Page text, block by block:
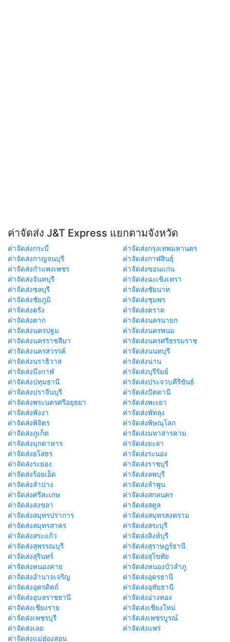
ค่าจัดส่ง J&T Express แยกตามจังหวัด
ค่าจัดส่งกระบี่
ค่าจัดส่งกรุงเทพมหานคร
ค่าจัดส่งกาญจนบุรี
ค่าจัดส่งกาฬสินธุ์
ค่าจัดส่งกำแพงเพชร
ค่าจัดส่งขอนแก่น
ค่าจัดส่งจันทบุรี
ค่าจัดส่งฉะเชิงเทรา
ค่าจัดส่งชลบุรี
ค่าจัดส่งชัยนาท
ค่าจัดส่งชัยภูมิ
ค่าจัดส่งชุมพร
ค่าจัดส่งตรัง
ค่าจัดส่งตราด
ค่าจัดส่งตาก
ค่าจัดส่งนครนายก
ค่าจัดส่งนครปฐม
ค่าจัดส่งนครพนม
ค่าจัดส่งนครราชสีมา
ค่าจัดส่งนครศรีธรรมราช
ค่าจัดส่งนครสวรรค์
ค่าจัดส่งนนทบุรี
ค่าจัดส่งนราธิวาส
ค่าจัดส่งน่าน
ค่าจัดส่งบึงกาฬ
ค่าจัดส่งบุรีรัมย์
ค่าจัดส่งปทุมธานี
ค่าจัดส่งประจวบคีรีขันธ์
ค่าจัดส่งปราจีนบุรี
ค่าจัดส่งปัตตานี
ค่าจัดส่งพระนครศรีอยุธยา
ค่าจัดส่งพะเยา
ค่าจัดส่งพังงา
ค่าจัดส่งพัทลุง
ค่าจัดส่งพิจิตร
ค่าจัดส่งพิษณุโลก
ค่าจัดส่งภูเก็ต
ค่าจัดส่งมหาสารคาม
ค่าจัดส่งมุกดาหาร
ค่าจัดส่งยะลา
ค่าจัดส่งยโสธร
ค่าจัดส่งระนอง
ค่าจัดส่งระยอง
ค่าจัดส่งราชบุรี
ค่าจัดส่งร้อยเอ็ด
ค่าจัดส่งลพบุรี
ค่าจัดส่งลำปาง
ค่าจัดส่งลำพูน
ค่าจัดส่งศรีสะเกษ
ค่าจัดส่งสกลนคร
ค่าจัดส่งสงขลา
ค่าจัดส่งสตูล
ค่าจัดส่งสมุทรปราการ
ค่าจัดส่งสมุทรสงคราม
ค่าจัดส่งสมุทรสาคร
ค่าจัดส่งสระบุรี
ค่าจัดส่งสระแก้ว
ค่าจัดส่งสิงห์บุรี
ค่าจัดส่งสุพรรณบุรี
ค่าจัดส่งสุราษฎร์ธานี
ค่าจัดส่งสุรินทร์
ค่าจัดส่งสุโขทัย
ค่าจัดส่งหนองคาย
ค่าจัดส่งหนองบัวลำภู
ค่าจัดส่งอำนาจเจริญ
ค่าจัดส่งอุดรธานี
ค่าจัดส่งอุตรดิตถ์
ค่าจัดส่งอุทัยธานี
ค่าจัดส่งอุบลราชธานี
ค่าจัดส่งอ่างทอง
ค่าจัดส่งเชียงราย
ค่าจัดส่งเชียงใหม่
ค่าจัดส่งเพชรบุรี
ค่าจัดส่งเพชรบูรณ์
ค่าจัดส่งเลย
ค่าจัดส่งแพร่
ค่าจัดส่งแม่ฮ่องสอน